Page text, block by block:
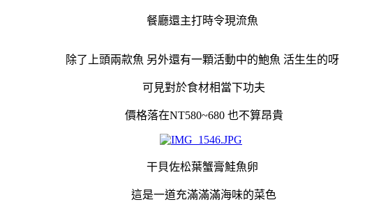
餐廳還主打時令現流魚
除了上頭兩款魚 另外還有一顆活動中的鮑魚 活生生的呀
可見對於食材相當下功夫
價格落在NT580~680 也不算昂貴
干貝佐松葉蟹膏鮭魚卵
這是一道充滿滿滿海味的菜色